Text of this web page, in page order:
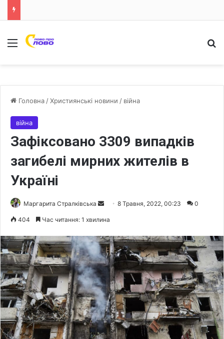
Меню
Головна /Християнські новини / війна
війна
Зафіксовано 3309 випадків
загибелі мирних жителів в
Україні
Маргарита Стралківська
d
a
n
m
a
i
l
8 Травня, 2022, 00:23 0
404 Час читання: 1 хвилина